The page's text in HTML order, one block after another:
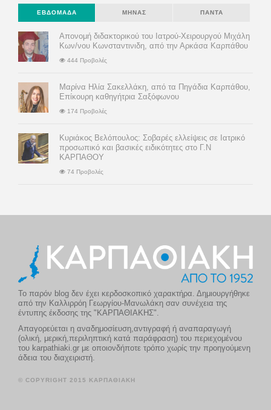
ΕΒΔΟΜΆΔΑ ΜΉΝΑΣ ΠΆΝΤΑ
Απονομή διδακτορικού του Ιατρού-Χειρουργού Μιχάλη
Κων/νου Κωνσταντινιδη, από την Αρκάσα Καρπάθου
444 Προβολές
Μαρίνα Ηλία Σακελλάκη, από τα Πηγάδια Καρπάθου,
Επίκουρη καθηγήτρια Σαξόφωνου
174 Προβολές
Κυριάκος Βελόπουλος: Σοβαρές ελλείψεις σε Ιατρικό
προσωπικό και βασικές ειδικότητες στο Γ.Ν
ΚΑΡΠΑΘΟΥ
74 Προβολές
Το παρόν blog δεν έχει κερδοσκοπικό χαρακτήρα. Δημιουργήθηκε
από την Καλλιρρόη Γεωργίου-Μανωλάκη σαν συνέχεια της
έντυπης έκδοσης της "ΚΑΡΠΑΘΙΑΚΗΣ".
Απαγορεύεται η αναδημοσίευση,αντιγραφή ή αναπαραγωγή
(ολική, μερική,περιληπτική κατά παράφραση) του περιεχομένου
του karpathiaki.gr με οποιονδήποτε τρόπο χωρίς την προηγούμενη
άδεια του διαχειριστή.
© COPYRIGHT 2015 ΚΑΡΠΑΘΙΑΚΗ